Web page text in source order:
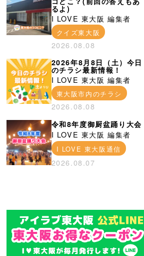
るよ)
I LOVE 東大阪 編集者
クイズ東大阪
2026.08.08
2026年8月8日（土）今日
のチラシ最新情報！
I LOVE 東大阪 編集者
東大阪市内のチラシ
2026.08.08
令和8年度御厨盆踊り大会
I LOVE 東大阪 編集者
I LOVE 東大阪通信
2026.08.07